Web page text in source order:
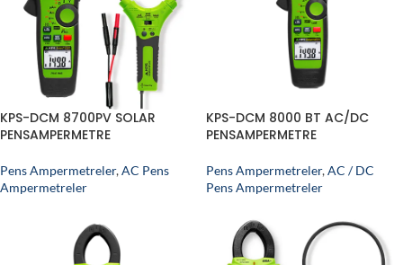
KPS-DCM 8700PV SOLAR
PENSAMPERMETRE
Pens Ampermetreler,AC Pens
Ampermetreler
KPS-DCM 8000 BT AC/DC
PENSAMPERMETRE
Pens Ampermetreler,AC / DC
Pens Ampermetreler